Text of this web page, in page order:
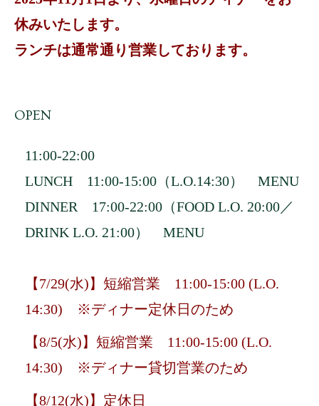
休みいたします。
ランチは通常通り営業しております。
OPEN
11:00-22:00
LUNCH 11:00-15:00（L.O.14:30） MENU
DINNER 17:00-22:00（FOOD L.O. 20:00／
DRINK L.O. 21:00） MENU
【7/29(水)】短縮営業 11:00-15:00 (L.O.
14:30) ※ディナー定休日のため
【8/5(水)】短縮営業 11:00-15:00 (L.O.
14:30) ※ディナー貸切営業のため
【8/12(水)】定休日